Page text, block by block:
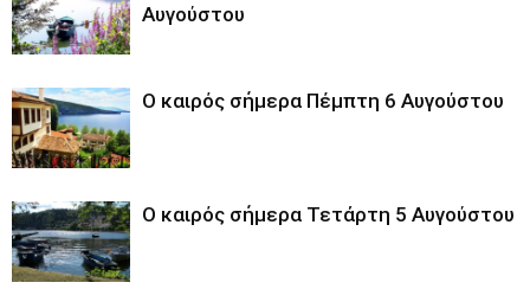
Αυγούστου
Ο καιρός σήμερα Πέμπτη 6 Αυγούστου
Ο καιρός σήμερα Τετάρτη 5 Αυγούστου